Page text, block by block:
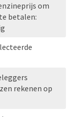
om
betalen:
rekenen op